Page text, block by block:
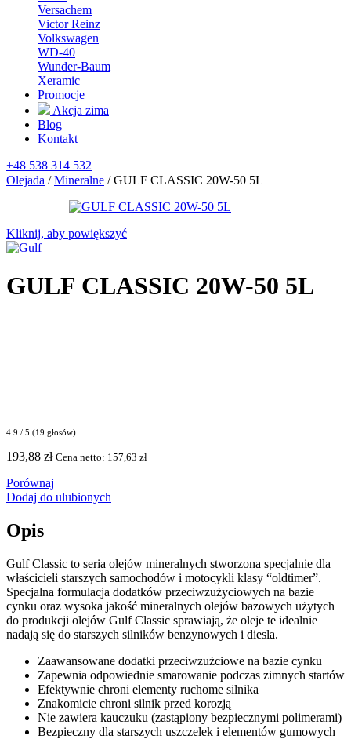
Versachem
Victor Reinz
Volkswagen
WD-40
Wunder-Baum
Xeramic
Promocje
Akcja zima
Blog
Kontakt
+48 538 314 532
Olejada /Mineralne /GULF CLASSIC 20W-50 5L
Kliknij, aby powiększyć
GULF CLASSIC 20W-50 5L
4.9 / 5 (19 głosów)
193,88 zł Cena netto: 157,63 zł
Porównaj
Dodaj do ulubionych
Opis
Gulf Classic to seria olejów mineralnych stworzona specjalnie dla
właścicieli starszych samochodów i motocykli klasy “oldtimer”.
Specjalna formulacja dodatków przeciwzużyciowych na bazie
cynku oraz wysoka jakość mineralnych olejów bazowych użytych
do produkcji olejów Gulf Classic sprawiają, że oleje te idealnie
nadają się do starszych silników benzynowych i diesla.
Zaawansowane dodatki przeciwzużciowe na bazie cynku
Zapewnia odpowiednie smarowanie podczas zimnych startów
Efektywnie chroni elementy ruchome silnika
Znakomicie chroni silnik przed korozją
Nie zawiera kauczuku (zastąpiony bezpiecznymi polimerami)
Bezpieczny dla starszych uszczelek i elementów gumowych